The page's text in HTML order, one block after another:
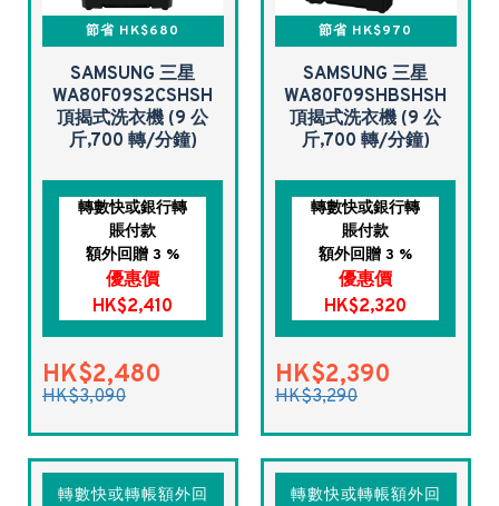
節省 HK$680
SAMSUNG 三星
WA80F09S2CSHSH
頂揭式洗衣機 (9 公
斤,700 轉/分鐘)
轉數快或銀行轉
賬付款
額外回贈 3 %
優惠價
HK$2,410
HK$2,480
HK$3,090
節省 HK$970
SAMSUNG 三星
WA80F09SHBSHSH
頂揭式洗衣機 (9 公
斤,700 轉/分鐘)
轉數快或銀行轉
賬付款
額外回贈 3 %
優惠價
HK$2,320
HK$2,390
HK$3,290
轉數快或轉帳額外回
轉數快或轉帳額外回